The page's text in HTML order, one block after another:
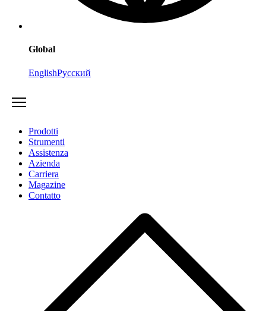
Global
EnglishРусский
Prodotti
Strumenti
Assistenza
Azienda
Carriera
Magazine
Contatto